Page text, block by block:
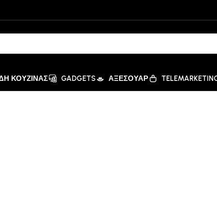
ΚΟΥΖΙΝΑΣ GADGETS ΑΞΕΣΟΥΑΡ